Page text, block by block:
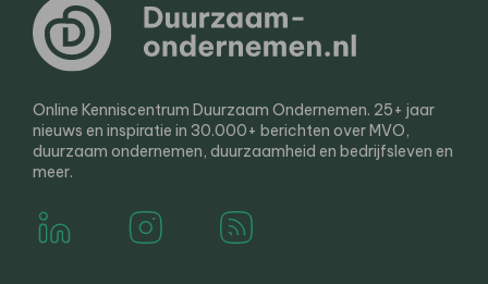
Online Kenniscentrum Duurzaam Ondernemen. 25+ jaar
nieuws en inspiratie in 30.000+ berichten over MVO,
duurzaam ondernemen, duurzaamheid en bedrijfsleven en
meer.